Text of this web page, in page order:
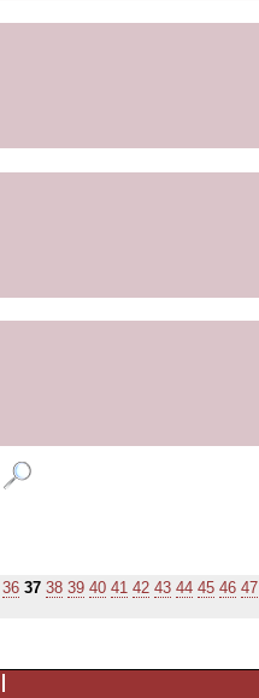
36 37 38 39 40 41 42 43 44 45 46 47